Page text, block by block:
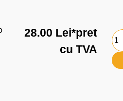
28.00 Lei*pret
cu TVA